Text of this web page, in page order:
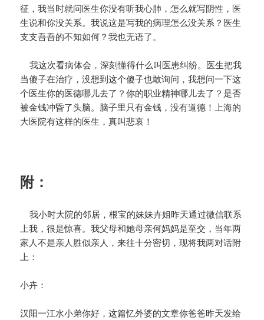
征，我当时就问医生你没有听我心肺，怎么就写阴性，医
生说和你没关系。我说这是写我的病理怎么没关系？医生
支支吾吾的不知如何？我也无语了。
我这次看病体会，深刻懂得什么叫医患纠纷。医生把我
当傻子在治疗，没想到这个傻子也敢询问，我想问一下这
个医生你的医德哪儿去了？你的职业精神哪儿去了？是否
被金钱冲昏了头脑。脑子里只有金钱，没有道德！上海的
大医院有这样的医生，真叫悲哀！
附：
我小时大院的邻居，根宝的妹妹卉姐昨天通过微信联系
上我，很是惊喜。我父母和她母亲何妈妈是至交，当年两
家人不是亲人胜似亲人，来往十分密切，现将我两对话附
上：
小卉：
汉阳一江水小弟你好，这篇忆外婆的文章你爸爸昨天发给